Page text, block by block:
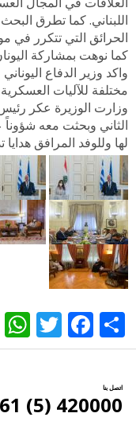
اللبناني. كما تطرق
الحرائق التي تتكرر
كما نوهت بمشاركة
واكد وزير الدفاع
مختلفة للآليات
وزارت الوزيرة عكر
الثاني وبحثت معه
لها وللوفد المرافق هدايا
Share
Facebook
Twitter
اتصل بنا
420000 (5) 961+